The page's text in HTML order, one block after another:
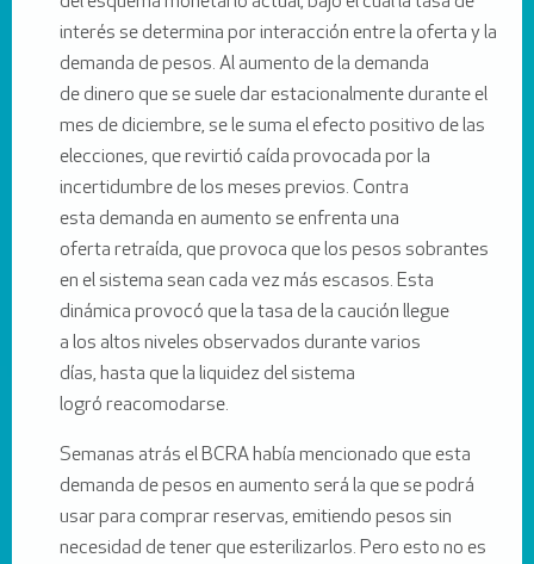
interés se determina por interacción entre la oferta y la
demanda de pesos. Al aumento de la demanda
de dinero que se suele dar estacionalmente durante el
mes de diciembre, se le suma el efecto positivo de las
elecciones, que revirtió caída provocada por la
incertidumbre de los meses previos. Contra
esta demanda en aumento se enfrenta una
oferta retraída, que provoca que los pesos sobrantes
en el sistema sean cada vez más escasos. Esta
dinámica provocó que la tasa de la caución llegue
a los altos niveles observados durante varios
días, hasta que la liquidez del sistema
logró reacomodarse.
Semanas atrás el BCRA había mencionado que esta
demanda de pesos en aumento será la que se podrá
usar para comprar reservas, emitiendo pesos sin
necesidad de tener que esterilizarlos. Pero esto no es